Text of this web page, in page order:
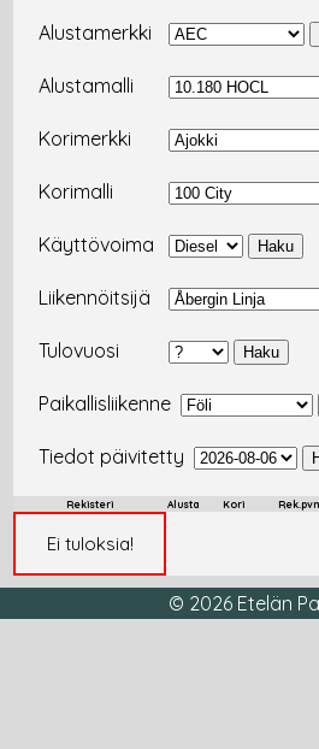
Alustamerkki
Alustamalli
Korimerkki
Korimalli
Käyttövoima
Liikennöitsijä
Tulovuosi
Paikallisliikenne
Tiedot päivitetty
Rekisteri Alusta Kori
Ei tuloksia!
© 2026 Etelän